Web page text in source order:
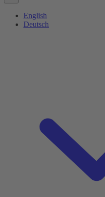
English
Deutsch